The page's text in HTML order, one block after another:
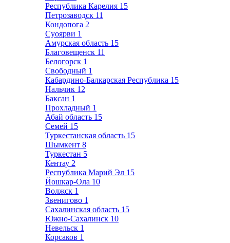
Республика Карелия 15
Петрозаводск 11
Кондопога 2
Суоярви 1
Амурская область 15
Благовещенск 11
Белогорск 1
Свободный 1
Кабардино-Балкарская Республика 15
Нальчик 12
Баксан 1
Прохладный 1
Абай область 15
Семей 15
Туркестанская область 15
Шымкент 8
Туркестан 5
Кентау 2
Республика Марий Эл 15
Йошкар-Ола 10
Волжск 1
Звенигово 1
Сахалинская область 15
Южно-Сахалинск 10
Невельск 1
Корсаков 1